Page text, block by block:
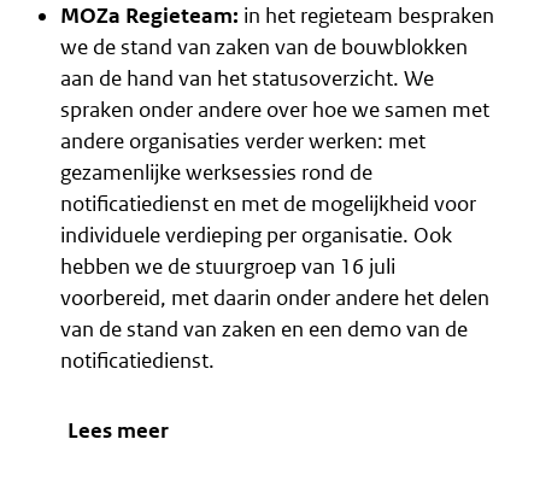
MOZa Regieteam: in het regieteam bespraken
we de stand van zaken van de bouwblokken
aan de hand van het statusoverzicht. We
spraken onder andere over hoe we samen met
andere organisaties verder werken: met
gezamenlijke werksessies rond de
notificatiedienst en met de mogelijkheid voor
individuele verdieping per organisatie. Ook
hebben we de stuurgroep van 16 juli
voorbereid, met daarin onder andere het delen
van de stand van zaken en een demo van de
notificatiedienst.
Lees meer